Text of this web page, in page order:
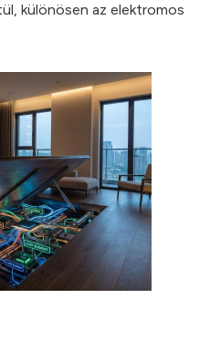
különösen az elektromos